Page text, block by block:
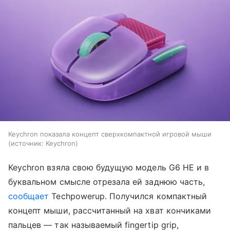
Keychron показала концепт сверхкомпактной игровой мыши
источник: Keychron
Keychron взяла свою будущую модель G6 HE и в
буквальном смысле отрезала ей заднюю часть,
сообщает Techpowerup. Получился компактный
концепт мыши, рассчитанный на хват кончиками
пальцев — так называемый fingertip grip,